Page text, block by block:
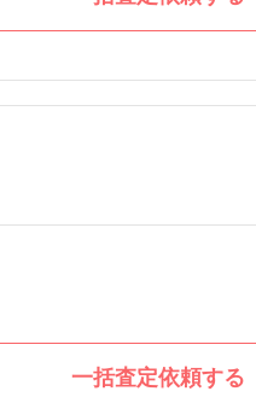
一括査定依頼する